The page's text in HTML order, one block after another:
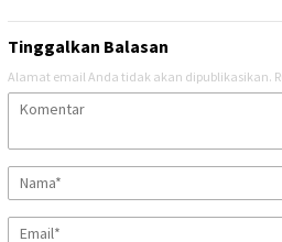
Tinggalkan Balasan
Alamat email Anda tidak akan dipublikasikan.